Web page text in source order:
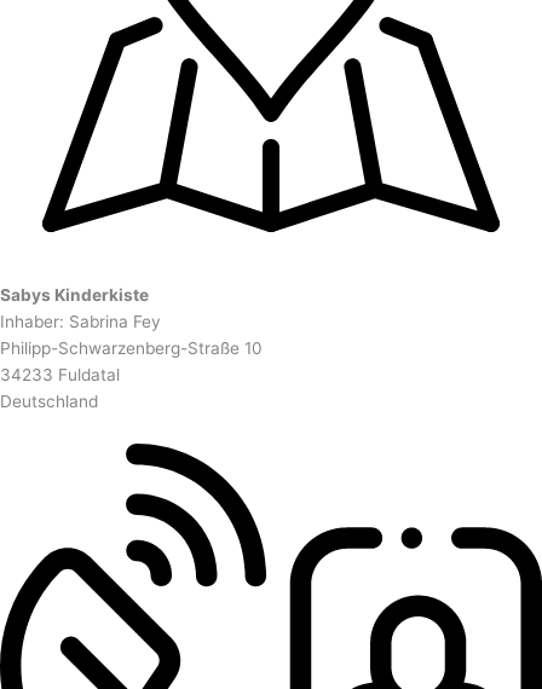
Sabys Kinderkiste
Inhaber: Sabrina Fey
Philipp-Schwarzenberg-Straße 10
34233 Fuldatal
Deutschland